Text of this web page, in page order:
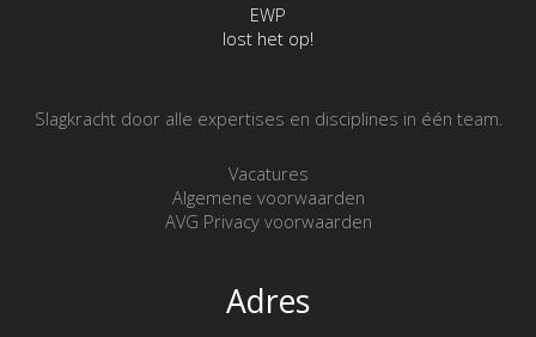
EWP
lost het op!
Slagkracht door alle expertises en disciplines in één team.
Vacatures
Algemene voorwaarden
AVG Privacy voorwaarden
Adres